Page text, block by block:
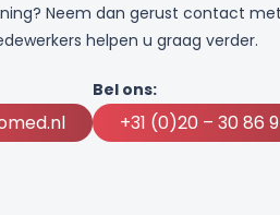
Neem dan gerust contact met
helpen u graag verder.
Bel ons:
+31 (0)20 – 30 86